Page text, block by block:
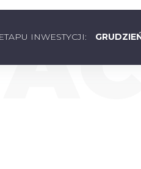
INWESTYCJI: